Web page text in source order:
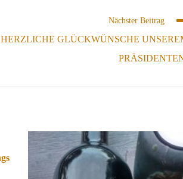
Nächster Beitrag
HERZLICHE GLÜCKWÜNSCHE